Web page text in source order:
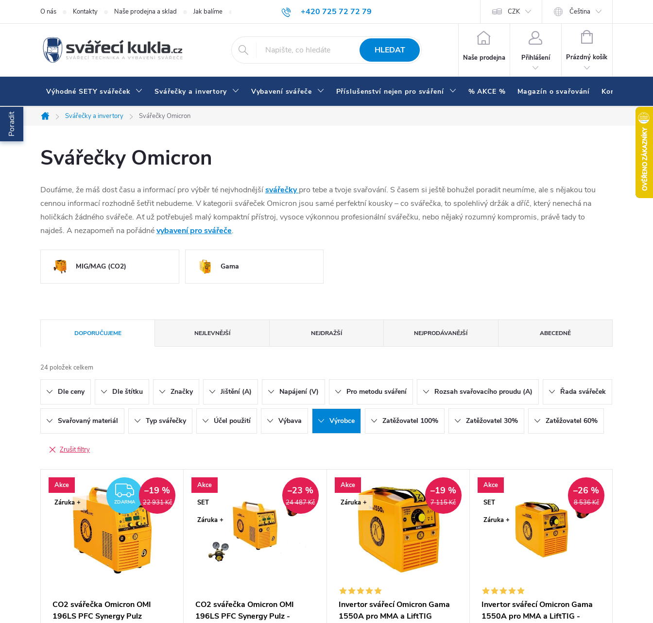
Přejít na obsah +420 725 72 72 79
eshop@svarecikukla.cz
O nás Kontakty Naše prodejna a sklad Jak balíme Doprava a platba Proč nakupovat u nás Hodnocení obchodu
CZK Čeština
HLEDAT
Naše prodejna Přihlášení
NÁKUPNÍ KOŠÍK
Prázdný košík
Výhodné SETY svářeček Svářečky a invertory Vybavení svářeče Příslušenství nejen pro sváření % AKCE % Magazín o svařování Kontakty
Domů
Svářečky a invertory Svářečky Omicron
Svářečky Omicron
Doufáme, že máš dost času a informací pro výběr té nejvhodnějšísvářečky pro tebe a tvoje svařování. S časem si ještě bohužel poradit neumíme, ale s nějakou tou
cennou informací rozhodně šetřit nebudeme. V kategorii svářeček Omicron jsou samé perfektní kousky – co svářečka, to spolehlivý držák a dříč, který nenechá na
holičkách žádného svářeče. Ať už potřebuješ malý kompaktní přístroj, vysoce výkonnou profesionální svářečku, nebo nějaký rozumný kompromis, právě tady to
najdeš. A nezapomeň na pořádnévybavení pro svářeče.
MIG/MAG (CO2) Gama
Řazení produktů
DOPORUČUJEME NEJLEVNĚJŠÍ NEJDRAŽŠÍ NEJPRODÁVANĚJŠÍ ABECEDNĚ
24 položek celkem
Dle ceny Dle štítku Značky Jištění (A) Napájení (V) Pro metodu sváření Rozsah svařovacího proudu (A) Řada svářeček
Svařovaný materiál Typ svářečky Účel použití Výbava Výrobce Zatěžovatel 100% Zatěžovatel 30% Zatěžovatel 60%
Zrušit filtry
Výpis produktů
Akce
Záruka +
ZDARMA
ZDARMA 22 931 Kč
–19 %
CO2 svářečka Omicron OMI
196LS PFC Synergy Pulz
Akce
SET
Záruka +
24 487 Kč
–23 %
CO2 svářečka Omicron OMI
196LS PFC Synergy Pulz -
Akce
Záruka +
7 115 Kč
–19 %
Invertor svářecí Omicron Gama
1550A pro MMA a LiftTIG
Akce
SET
Záruka +
8 536 Kč
–26 %
Invertor svářecí Omicron Gama
1550A pro MMA a LiftTIG -
Poradit